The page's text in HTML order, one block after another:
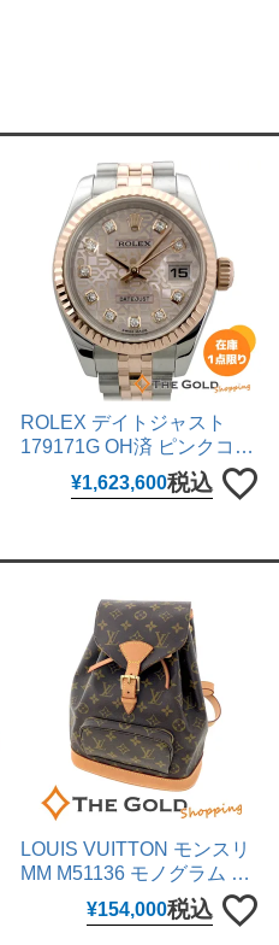
ROLEX デイトジャスト
179171G OH済 ピンクコン
ピューター 26mm コンビ
SS ERG 自動巻き 腕時計
¥1,623,600税込
LOUIS VUITTON モンスリ
MM M51136 モノグラム キ
ャンバス ブラウン リュック
サック レディース メンズ
¥154,000税込